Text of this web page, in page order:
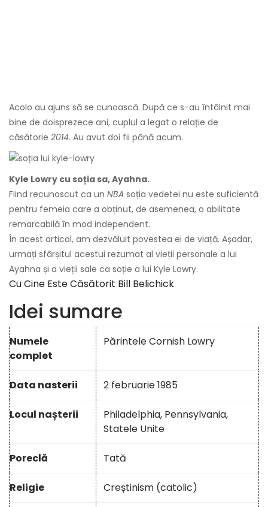
Acolo au ajuns să se cunoască. După ce s-au întâlnit mai
bine de doisprezece ani, cuplul a legat o relație de
căsătorie 2014. Au avut doi fii până acum.
Kyle Lowry cu soția sa, Ayahna.
Fiind recunoscut ca un NBA soția vedetei nu este suficientă
pentru femeia care a obținut, de asemenea, o abilitate
remarcabilă în mod independent.
În acest articol, am dezvăluit povestea ei de viață. Așadar,
urmați sfârșitul acestui rezumat al vieții personale a lui
Ayahna și a vieții sale ca soție a lui Kyle Lowry.
Cu Cine Este Căsătorit Bill Belichick
Idei sumare
Numele
complet
Părintele Cornish Lowry
Data nasterii 2 februarie 1985
Locul nașterii
Philadelphia, Pennsylvania,
Statele Unite
Poreclă Tată
Religie Creștinism (catolic)